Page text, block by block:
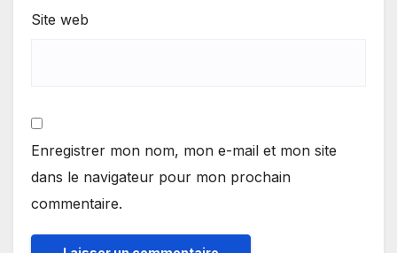
Site web
Enregistrer mon nom, mon e-mail et mon site
dans le navigateur pour mon prochain
commentaire.